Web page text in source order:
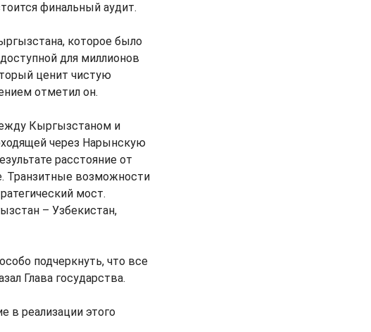
финальный аудит.
которое было
для миллионов
ценит чистую
отметил он.
Кыргызстаном и
через Нарынскую
расстояние от
Транзитные возможности
мост.
– Узбекистан,
подчеркнуть, что все
Глава государства.
в реализации этого